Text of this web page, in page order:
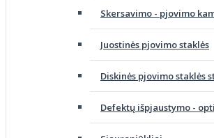
Skersavimo - pjovimo
Juostinės pjovimo staklės
Diskinės pjovimo staklės
Defektų išpjaustymo -